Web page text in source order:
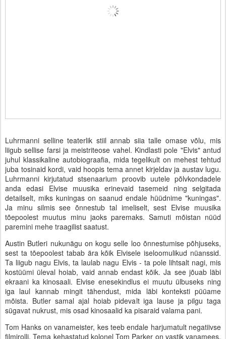
Luhrmanni selline teaterlik stiil annab siia talle omase võlu, mis
liigub sellise farsi ja meistriteose vahel. Kindlasti pole "Elvis" antud
juhul klassikaline autobiograafia, mida tegelikult on mehest tehtud
juba tosinaid kordi, vaid hoopis tema annet kirjeldav ja austav lugu.
Luhrmanni kirjutatud stsenaarium proovib uutele põlvkondadele
anda edasi Elvise muusika erinevaid tasemeid ning selgitada
detailselt, miks kuningas on saanud endale hüüdnime "kuningas".
Ja minu silmis see õnnestub tal imeliselt, sest Elvise muusika
tõepoolest muutus minu jaoks paremaks. Samuti mõistan nüüd
paremini mehe traagilist saatust.
Austin Butleri nukunägu on kogu selle loo õnnestumise põhjuseks,
sest ta tõepoolest tabab ära kõik Elvisele iseloomulikud nüanssid.
Ta liigub nagu Elvis, ta laulab nagu Elvis - ta pole lihtsalt nagi, mis
kostüümi üleval hoiab, vaid annab endast kõik. Ja see jõuab läbi
ekraani ka kinosaali. Elvise enesekindlus ei muutu ülbuseks ning
iga laul kannab mingit tähendust, mida läbi konteksti püüame
mõista. Butler samal ajal hoiab pidevalt iga lause ja pilgu taga
sügavat nukrust, mis osad kinosaalid ka pisaraid valama pani.
Tom Hanks on vanameister, kes teeb endale harjumatult negatiivse
filmirolli. Tema kehastatud kolonel Tom Parker on vastik vanamees,